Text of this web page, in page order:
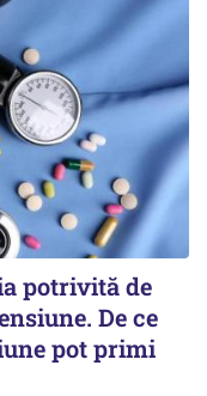
potrivită de
De ce
pot primi